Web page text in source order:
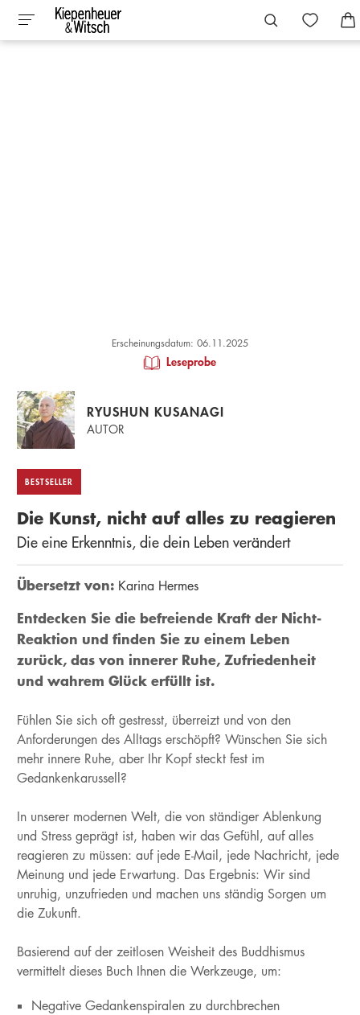
Erscheinungsdatum: 06.11.2025
Leseprobe
RYUSHUN KUSANAGI
AUTOR
BESTSELLER
Die Kunst, nicht auf alles zu reagieren
Die eine Erkenntnis, die dein Leben verändert
Übersetzt von: Karina Hermes
Entdecken Sie die befreiende Kraft der Nicht-
Reaktion und finden Sie zu einem Leben
zurück, das von innerer Ruhe, Zufriedenheit
und wahrem Glück erfüllt ist.
Fühlen Sie sich oft gestresst, überreizt und von den
Anforderungen des Alltags erschöpft? Wünschen Sie sich
mehr innere Ruhe, aber Ihr Kopf steckt fest im
Gedankenkarussell?
In unserer modernen Welt, die von ständiger Ablenkung
und Stress geprägt ist, haben wir das Gefühl, auf alles
reagieren zu müssen: auf jede E-Mail, jede Nachricht, jede
Meinung und jede Erwartung. Das Ergebnis: Wir sind
unruhig, unzufrieden und machen uns ständig Sorgen um
die Zukunft.
Basierend auf der zeitlosen Weisheit des Buddhismus
vermittelt dieses Buch Ihnen die Werkzeuge, um:
Negative Gedankenspiralen zu durchbrechen